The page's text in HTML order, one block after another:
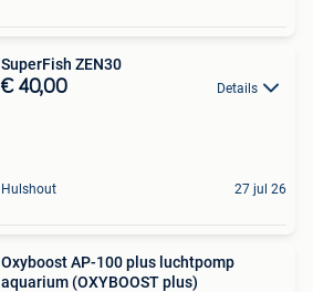
SuperFish ZEN30
€ 40,00 Details
Hulshout 27 jul 26
Oxyboost AP-100 plus luchtpomp
aquarium (OXYBOOST plus)